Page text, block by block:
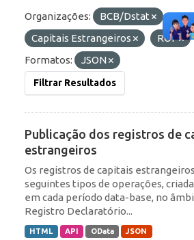
Organizações: BCB/Dstat
Capitais Estrangeiros
ROF
Formatos:
JSON
Filtrar Resultados
Publicação dos registros de
estrangeiros
Os registros de capitais
seguintes tipos de operações,
em cada período data-base, no
Registro Declaratório...
HTML API OData JSON